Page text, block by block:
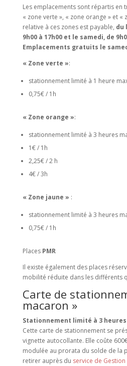
Les emplacements sont répartis en
« zone verte », « zone orange » et «
relative à ces zones est payable, du
9h00 à 17h00 et le samedi, de
Emplacements gratuits le
« Zone verte »:
stationnement limité à 1 heure
0,75€ / 1h
« Zone orange »:
stationnement limité à 3 heures
1€ / 1h
2,25€ / 2 h
4€ / 3h
« Zone jaune » :
stationnement limité à 3 heures
0,75€ / 1h
Places PMR
Il existe également des places
mobilité réduite dans les différents
Carte de
macaron »
Stationnement limité à 3 heures
Cette carte de stationnement se
vignette autocollante. Elle coûte
modulée au prorata du solde de la
retirer auprès du service de